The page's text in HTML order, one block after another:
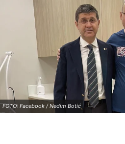
FOTO: Facebook / Nedim Botić